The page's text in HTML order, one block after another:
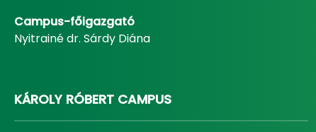
Campus-főigazgató
Nyitrainé dr. Sárdy Diána
KÁROLY RÓBERT CAMPUS